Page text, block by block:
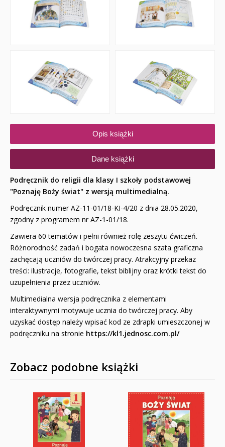
Opis książki
Dane książki
Podręcznik do religii dla klasy I szkoły podstawowej
"Poznaję Boży świat" z wersją multimedialną.
Podręcznik numer AZ-11-01/18-KI-4/20 z dnia 28.05.2020,
zgodny z programem nr AZ-1-01/18.
Zawiera 60 tematów i pełni również rolę zeszytu ćwiczeń.
Różnorodność zadań i bogata nowoczesna szata graficzna
zachęcają uczniów do twórczej pracy. Atrakcyjny przekaz
treści: ilustracje, fotografie, tekst biblijny oraz krótki tekst do
uzupełnienia przez uczniów.
Multimedialna wersja podręcznika z elementami
interaktywnymi motywuje ucznia do twórczej pracy. Aby
uzyskać dostęp należy wpisać kod ze zdrapki umieszczonej w
podręczniku na stronie https://kl1.jednosc.com.pl/
Zobacz podobne książki